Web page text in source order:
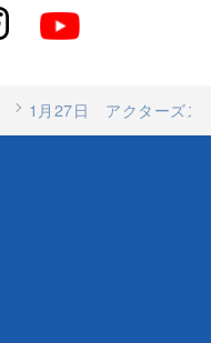
1月27日 アクターズス